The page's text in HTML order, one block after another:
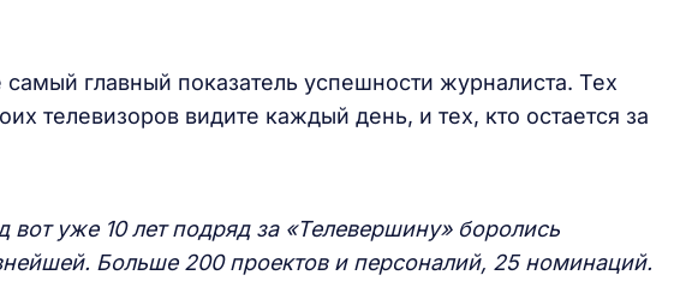
самый главный показатель успешности журналиста. Тех
телевизоров видите каждый день, и тех, кто остается за
вот уже 10 лет подряд за «Телевершину» боролись
Больше 200 проектов и персоналий, 25 номинаций.